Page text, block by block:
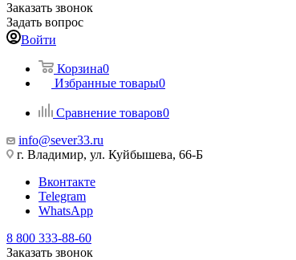
Заказать звонок
Задать вопрос
Войти
Корзина0
Избранные товары0
Сравнение товаров0
info@sever33.ru
г. Владимир, ул. Куйбышева, 66-Б
Вконтакте
Telegram
WhatsApp
8 800 333-88-60
Заказать звонок